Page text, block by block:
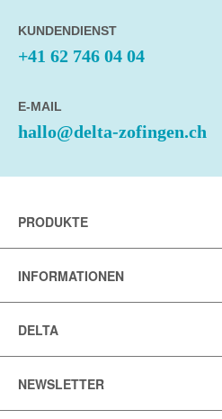
KUNDENDIENST
+41 62 746 04 04
E-MAIL
hallo@delta-zofingen.ch
PRODUKTE
INFORMATIONEN
DELTA
NEWSLETTER